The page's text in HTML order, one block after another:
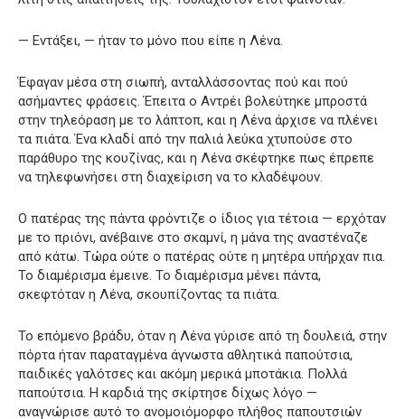
— Εντάξει, — ήταν το μόνο που είπε η Λένα.
Έφαγαν μέσα στη σιωπή, ανταλλάσσοντας πού και πού
ασήμαντες φράσεις. Έπειτα ο Αντρέι βολεύτηκε μπροστά
στην τηλεόραση με το λάπτοπ, και η Λένα άρχισε να πλένει
τα πιάτα. Ένα κλαδί από την παλιά λεύκα χτυπούσε στο
παράθυρο της κουζίνας, και η Λένα σκέφτηκε πως έπρεπε
να τηλεφωνήσει στη διαχείριση να το κλαδέψουν.
Ο πατέρας της πάντα φρόντιζε ο ίδιος για τέτοια — ερχόταν
με το πριόνι, ανέβαινε στο σκαμνί, η μάνα της αναστέναζε
από κάτω. Τώρα ούτε ο πατέρας ούτε η μητέρα υπήρχαν πια.
Το διαμέρισμα έμεινε. Το διαμέρισμα μένει πάντα,
σκεφτόταν η Λένα, σκουπίζοντας τα πιάτα.
Το επόμενο βράδυ, όταν η Λένα γύρισε από τη δουλειά, στην
πόρτα ήταν παραταγμένα άγνωστα αθλητικά παπούτσια,
παιδικές γαλότσες και ακόμη μερικά μποτάκια. Πολλά
παπούτσια. Η καρδιά της σκίρτησε δίχως λόγο —
αναγνώρισε αυτό το ανομοιόμορφο πλήθος παπουτσιών